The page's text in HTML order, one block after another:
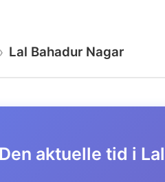
Lal Bahadur Nagar
Den aktuelle tid i